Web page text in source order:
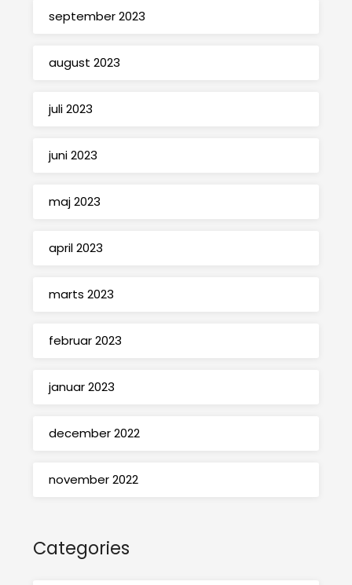
september 2023
august 2023
juli 2023
juni 2023
maj 2023
april 2023
marts 2023
februar 2023
januar 2023
december 2022
november 2022
Categories